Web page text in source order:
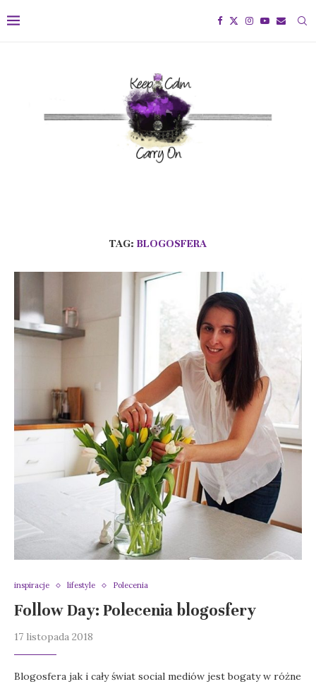
TAG: BLOGOSFERA
inspiracje lifestyle Polecenia
Follow Day: Polecenia blogosfery
17 listopada 2018
Blogosfera jak i cały świat social mediów jest bogaty w różne